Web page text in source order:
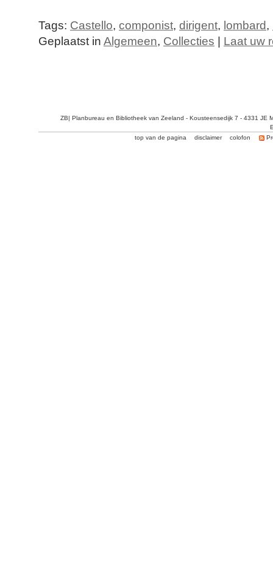
Tags: Castello, componist, dirigent, lombard,
Geplaatst in Algemeen, Collecties Laat uw
ZB| Planbureau en Bibliotheek van Zeeland - Kousteensedijk 7 - 4331 JE
top van de pagina
disclaimer colofon